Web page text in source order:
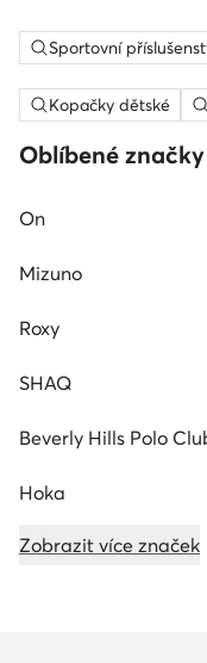
Sportovní
Kopačky dětské
Oblíbené
On
Mizuno
Roxy
SHAQ
Beverly Hills Polo
Hoka
Zobrazit více značek